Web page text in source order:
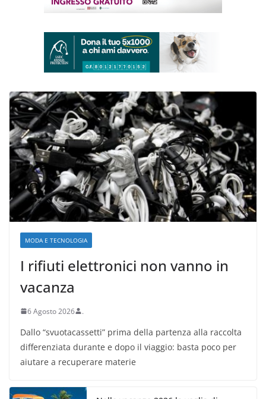
MODA E TECNOLOGIA
I rifiuti elettronici non vanno in
vacanza
6 Agosto 2026 .
Dallo “svuotacassetti” prima della partenza alla raccolta
differenziata durante e dopo il viaggio: basta poco per
aiutare a recuperare materie